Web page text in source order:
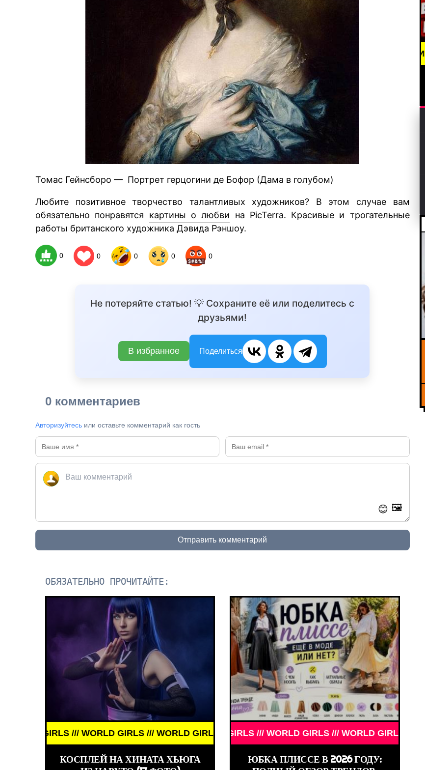
Томас Гейнсборо — Портрет герцогини де Бофор (Дама в голубом)
Любите позитивное творчество талантливых художников? В этом случае вам
обязательно понравятся картины о любви на PicTerra. Красивые и трогательные
работы британского художника Дэвида Рэншоу.
0 0 0 0 0
Не потеряйте статью! 💡 Сохраните её или поделитесь с
друзьями!
В избранное Поделиться
0 комментариев
Авторизуйтесь или оставьте комментарий как гость
😊 🖼️
Отправить комментарий
ОБЯЗАТЕЛЬНО ПРОЧИТАЙТЕ:
/// WORLD GIRLS /// WORLD GIRLS /// WORLD GIRLS ///
КОСПЛЕЙ НА ХИНАТА ХЬЮГА
WORLD GIRLS /// WORLD GIRLS /// WORLD GIRLS /// WORLD
ЮБКА ПЛИССЕ В 2026 ГОДУ:
BREAKING NEWS /// НОВОСТИ (СМИ) ///